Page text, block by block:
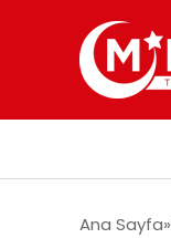
Ana Sayfa